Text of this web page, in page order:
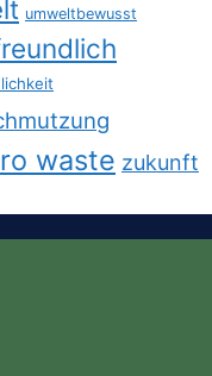
umweltbewusst
waste zukunft